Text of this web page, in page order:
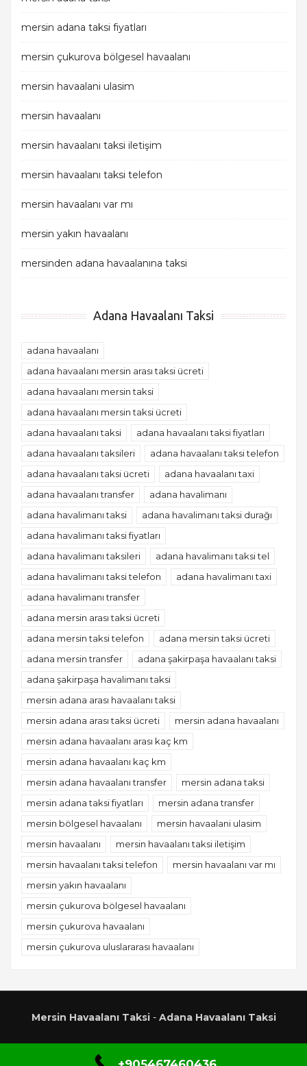
mersin adana taksi fiyatları
mersin çukurova bölgesel havaalanı
mersin havaalani ulasim
mersin havaalanı
mersin havaalanı taksi iletişim
mersin havaalanı taksi telefon
mersin havaalanı var mı
mersin yakın havaalanı
mersinden adana havaalanına taksi
Adana Havaalanı Taksi
adana havaalanı
adana havaalanı mersin arası taksi ücreti
adana havaalanı mersin taksi
adana havaalanı mersin taksi ücreti
adana havaalanı taksi
adana havaalanı taksi fiyatları
adana havaalanı taksileri
adana havaalanı taksi telefon
adana havaalanı taksi ücreti
adana havaalanı taxi
adana havaalanı transfer
adana havalimanı
adana havalimanı taksi
adana havalimanı taksi durağı
adana havalimanı taksi fiyatları
adana havalimanı taksileri
adana havalimanı taksi tel
adana havalimanı taksi telefon
adana havalimanı taxi
adana havalimanı transfer
adana mersin arası taksi ücreti
adana mersin taksi telefon
adana mersin taksi ücreti
adana mersin transfer
adana şakirpaşa havaalanı taksi
adana şakirpaşa havalimanı taksi
mersin adana arası havaalanı taksi
mersin adana arası taksi ücreti
mersin adana havaalanı
mersin adana havaalanı arası kaç km
mersin adana havaalanı kaç km
mersin adana havaalanı transfer
mersin adana taksi
mersin adana taksi fiyatları
mersin adana transfer
mersin bölgesel havaalanı
mersin havaalani ulasim
mersin havaalanı
mersin havaalanı taksi iletişim
mersin havaalanı taksi telefon
mersin havaalanı var mı
mersin yakın havaalanı
mersin çukurova bölgesel havaalanı
mersin çukurova havaalanı
mersin çukurova uluslararası havaalanı
Mersin Havaalanı Taksi- Adana Havaalanı Taksi